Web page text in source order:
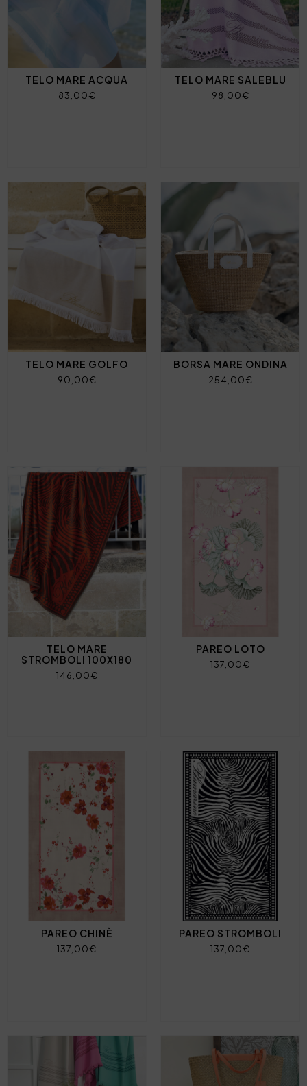
TELO MARE ACQUA
83,00€
TELO MARE SALEBLU
98,00€
TELO MARE GOLFO
90,00€
BORSA MARE ONDINA
254,00€
TELO MARE
STROMBOLI 100X180
146,00€
PAREO LOTO
137,00€
PAREO CHINÈ
137,00€
PAREO STROMBOLI
137,00€